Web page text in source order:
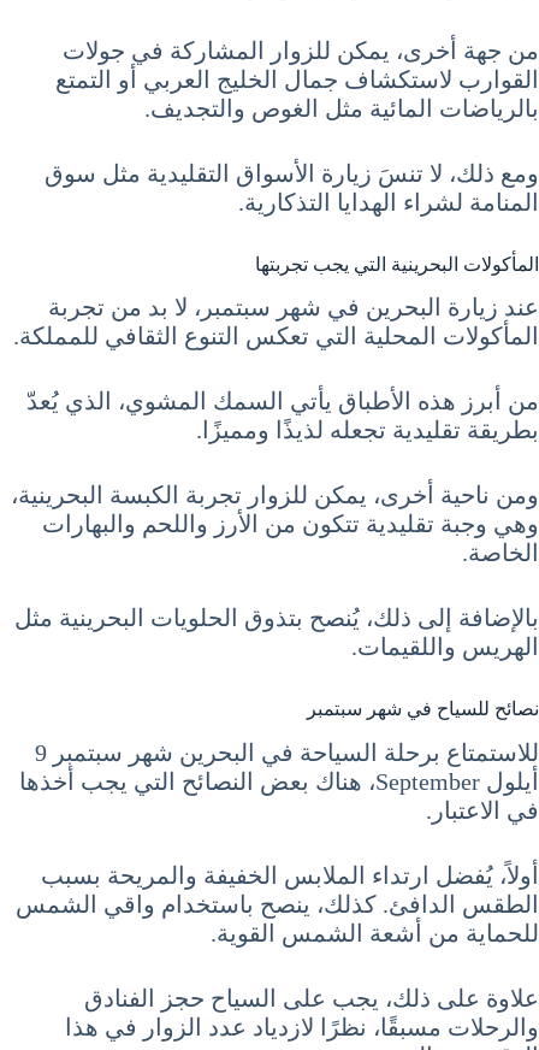
من جهة أخرى، يمكن للزوار المشاركة في جولات
القوارب لاستكشاف جمال الخليج العربي أو التمتع
بالرياضات المائية مثل الغوص والتجديف.
ومع ذلك، لا تنسَ زيارة الأسواق التقليدية مثل سوق
المنامة لشراء الهدايا التذكارية.
المأكولات البحرينية التي يجب تجربتها
عند زيارة البحرين في شهر سبتمبر، لا بد من تجربة
المأكولات المحلية التي تعكس التنوع الثقافي للمملكة.
من أبرز هذه الأطباق يأتي السمك المشوي، الذي يُعدّ
بطريقة تقليدية تجعله لذيذًا ومميزًا.
ومن ناحية أخرى، يمكن للزوار تجربة الكبسة البحرينية،
وهي وجبة تقليدية تتكون من الأرز واللحم والبهارات
الخاصة.
بالإضافة إلى ذلك، يُنصح بتذوق الحلويات البحرينية مثل
الهريس واللقيمات.
نصائح للسياح في شهر سبتمبر
للاستمتاع برحلة السياحة في البحرين شهر سبتمبر 9
أيلول September، هناك بعض النصائح التي يجب أخذها
في الاعتبار.
أولاً، يُفضل ارتداء الملابس الخفيفة والمريحة بسبب
الطقس الدافئ. كذلك، ينصح باستخدام واقي الشمس
للحماية من أشعة الشمس القوية.
علاوة على ذلك، يجب على السياح حجز الفنادق
والرحلات مسبقًا، نظرًا لازدياد عدد الزوار في هذا